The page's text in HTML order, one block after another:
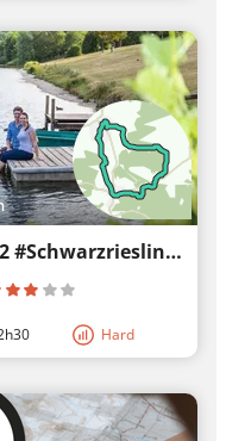
Kürnbach Schlossberg-Tour 2 #Schwarzrieslingdorf
Hard